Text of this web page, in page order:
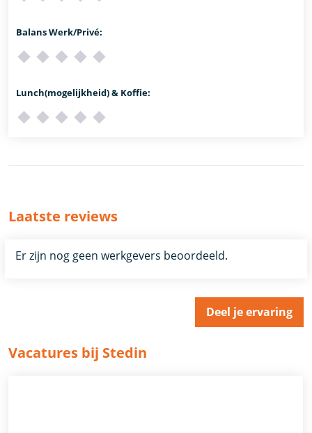
Balans Werk/Privé:
Lunch(mogelijkheid) & Koffie:
Laatste reviews
Er zijn nog geen werkgevers beoordeeld.
Deel je ervaring
Vacatures bij Stedin